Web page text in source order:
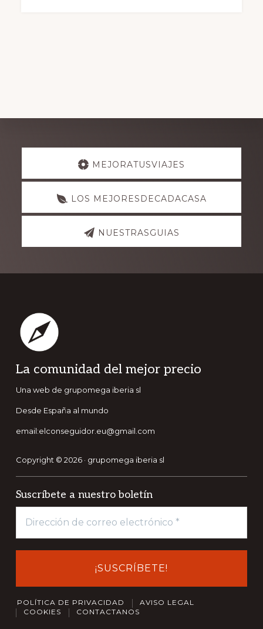
Explore
MEJORATUSVIAJES
LOS MEJORESDECADACASA
NUESTRASGUIAS
Footer
La comunidad del mejor precio
Una web de grupomega iberia sl
Desde España al mundo
email:elconseguidor.eu@gmail.com
Copyright © 2026 · grupomega iberia sl
Suscríbete a nuestro boletín
POLÍTICA DE PRIVACIDAD
AVISO LEGAL
COOKIES
CONTACTANOS